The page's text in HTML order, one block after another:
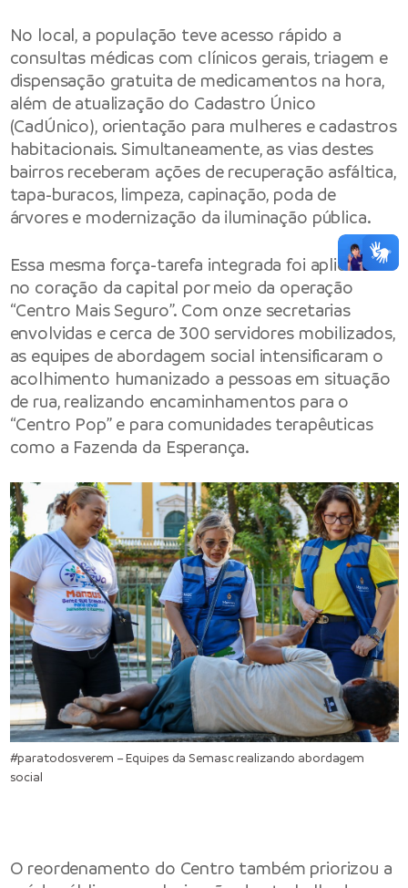
No local, a população teve acesso rápido a
consultas médicas com clínicos gerais, triagem e
dispensação gratuita de medicamentos na hora,
além de atualização do Cadastro Único
(CadÚnico), orientação para mulheres e cadastros
habitacionais. Simultaneamente, as vias destes
bairros receberam ações de recuperação asfáltica,
tapa-buracos, limpeza, capinação, poda de
árvores e modernização da iluminação pública.
Essa mesma força-tarefa integrada foi aplicada
no coração da capital por meio da operação
“Centro Mais Seguro”. Com onze secretarias
envolvidas e cerca de 300 servidores mobilizados,
as equipes de abordagem social intensificaram o
acolhimento humanizado a pessoas em situação
de rua, realizando encaminhamentos para o
“Centro Pop” e para comunidades terapêuticas
como a Fazenda da Esperança.
#paratodosverem – Equipes da Semasc realizando abordagem
social
O reordenamento do Centro também priorizou a